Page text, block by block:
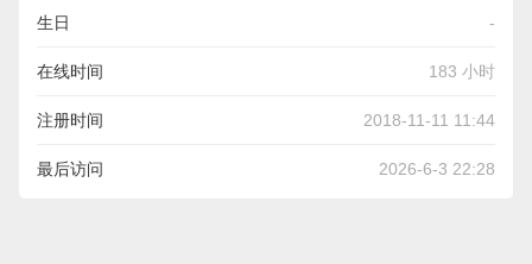
生日 -
在线时间 183 小时
注册时间 2018-11-11 11:44
最后访问 2026-6-3 22:28